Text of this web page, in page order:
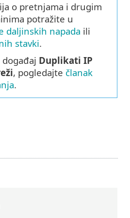
o pretnjama i drugim
potražite u
daljinskih napada ili
stavki.
Duplikati IP
, pogledajte članak
.